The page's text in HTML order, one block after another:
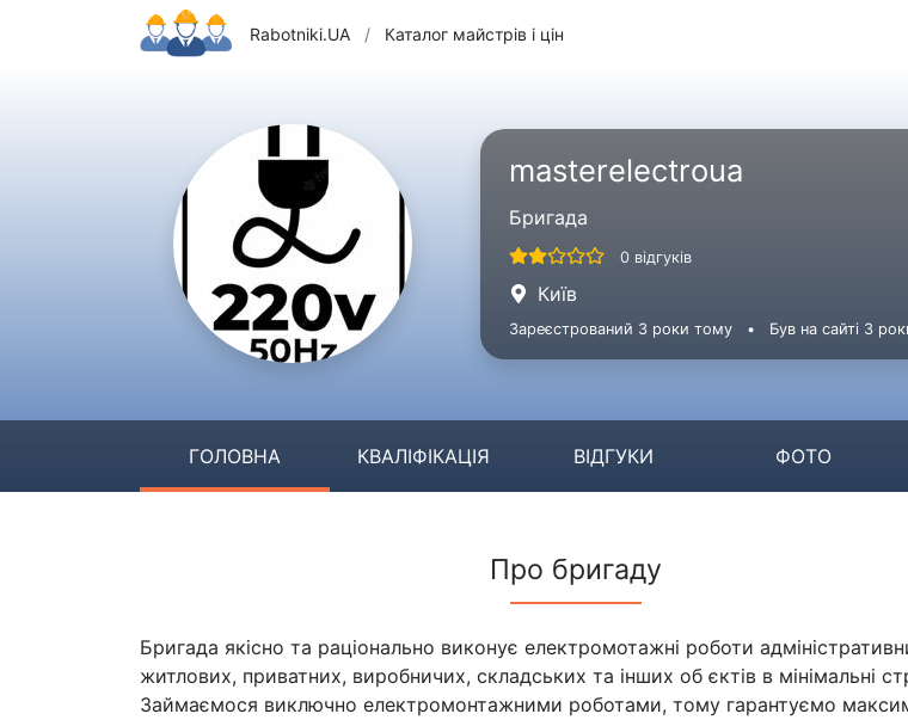
Rabotniki.UA / Каталог майстрів і цін
masterelectroua
Бригада
0 відгуків
Київ
Зареєстрований 3 роки тому • Був на сайті 3
ГОЛОВНА КВАЛІФІКАЦІЯ ВІДГУКИ ФОТО
Про бригаду
Бригада якісно та раціонально виконує електромотажні роботи
житлових, приватних, виробничих, складських та інших об єктів в мінімальні
Займаємося виключно електромонтажними роботами, тому гарантуємо